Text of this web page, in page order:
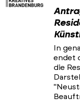
In
endet
die